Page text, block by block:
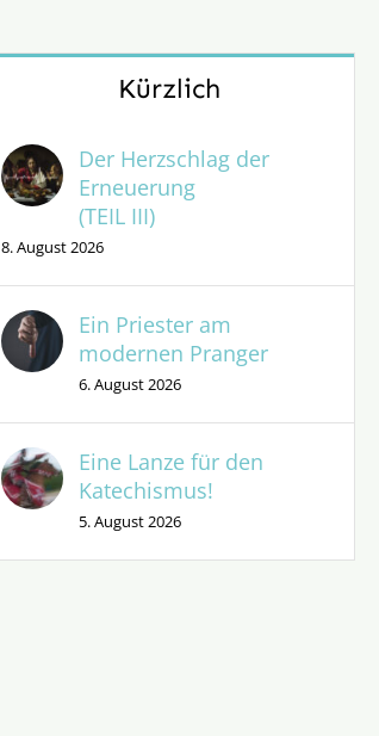
Kürzlich
Der Herzschlag der
Erneuerung
(TEIL III)
8. August 2026
Ein Priester am
modernen Pranger
6. August 2026
Eine Lanze für den
Katechismus!
5. August 2026